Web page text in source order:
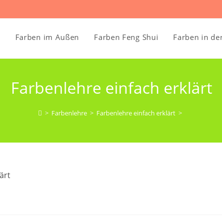
Farben im Außen Farben Feng Shui Farben in
Farbenlehre einfach erklärt
> Farbenlehre > Farbenlehre einfach erklärt >